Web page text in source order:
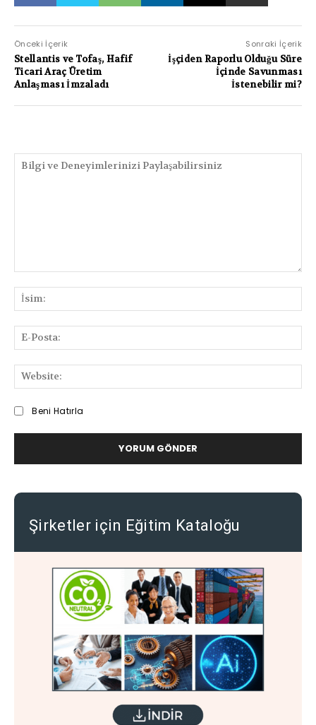
Önceki İçerik
Stellantis ve Tofaş, Hafif
Ticari Araç Üretim
Anlaşması İmzaladı
Sonraki İçerik
İşçiden Raporlu Olduğu Süre
İçinde Savunması
İstenebilir mi?
ve
Deneyimlerinizi
Beni Hatırla
Şirketler için Eğitim Kataloğu